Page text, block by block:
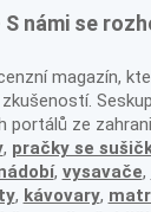
S námi se
magazín,
portálů ze
, pračky se
, vysavače,
, kávovary,